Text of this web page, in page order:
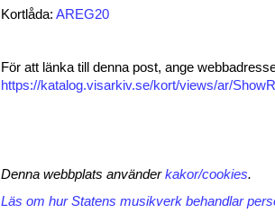
Kortlåda: AREG20
För att länka till denna post, ange
https://katalog.visarkiv.se/kort/views/ar/
Denna webbplats använderkakor/cookies.
Läs om hur Statens musikverk behandlar